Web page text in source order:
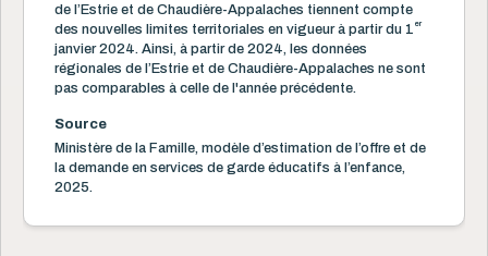
de l’Estrie et de Chaudière-Appalaches tiennent compte
des nouvelles limites territoriales en vigueur à partir du 1 er
janvier 2024. Ainsi, à partir de 2024, les données
régionales de l’Estrie et de Chaudière-Appalaches ne sont
pas comparables à celle de l'année précédente.
Source
Ministère de la Famille, modèle d’estimation de l’offre et de
la demande en services de garde éducatifs à l’enfance,
2025.